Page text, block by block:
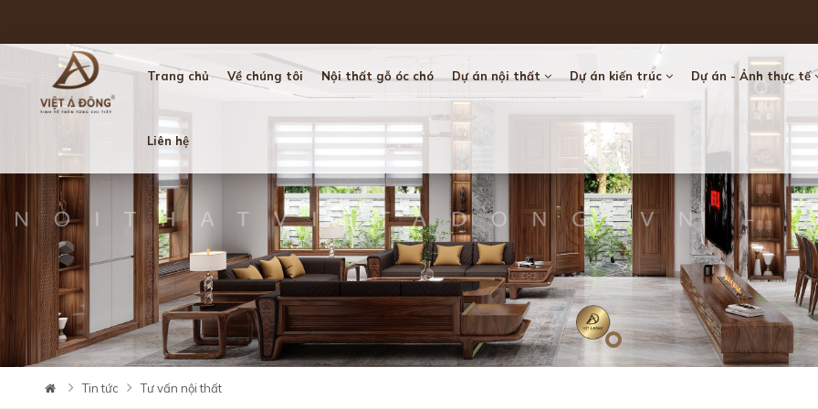
Trang chủ Về chúng tôi Nội thất gỗ óc chó Dự án nội thất Dự án kiến trúc Dự án - Ảnh thực tế
Liên hệ
Loading...
Tin tức Tư vấn nội thất